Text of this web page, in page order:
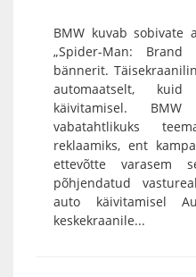
BMW kuvab sobivate
„Spider-Man: Brand
bännerit.
automaatselt,
käivitamisel.
vabatahtlikuks
reklaamiks, ent
ettevõtte varasem
põhjendatud
auto käivitamisel
keskekraanile...